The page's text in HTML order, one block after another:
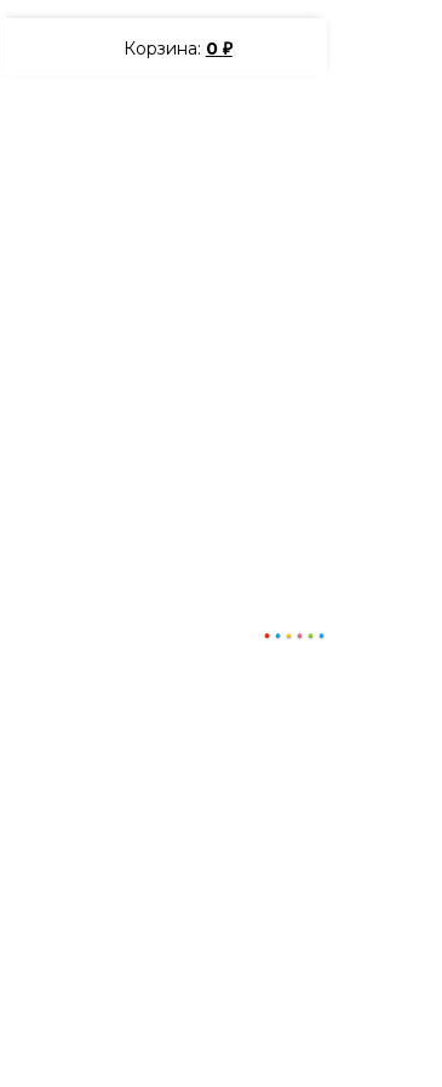
Корзина: 0 ₽